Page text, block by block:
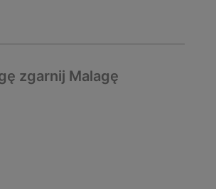
zgarnij Malagę